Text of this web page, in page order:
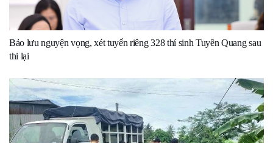
Bảo lưu nguyện vọng, xét tuyển riêng 328 thí sinh Tuyên Quang sau
thi lại